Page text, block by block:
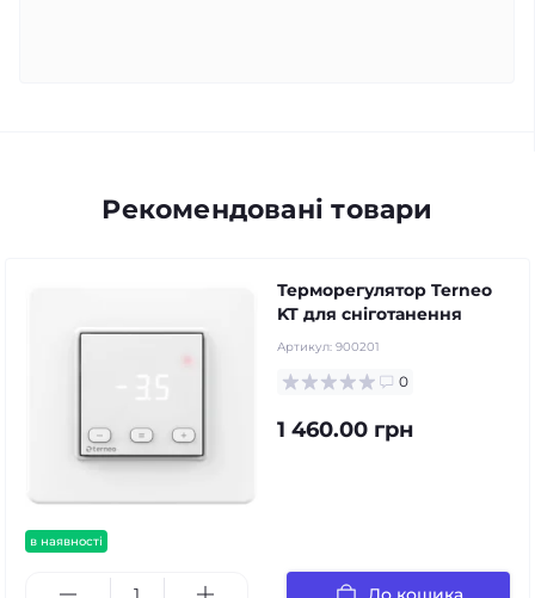
Рекомендовані товари
в наявності
Терморегулятор Terneo
KT для сніготанення
Артикул: 900201
0
1 460.00 грн